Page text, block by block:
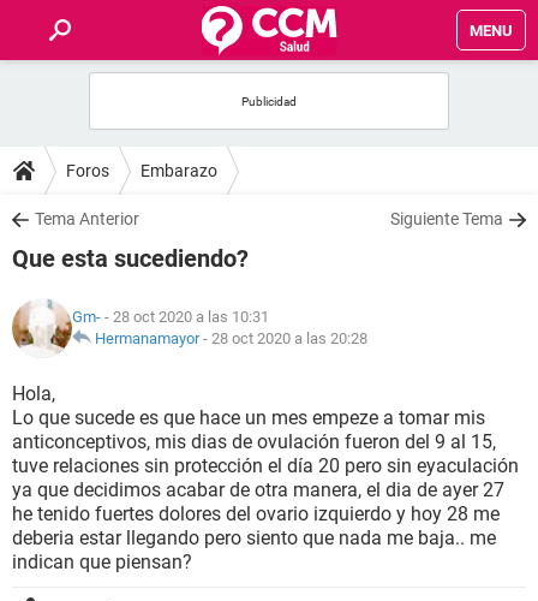
MENU
FOROS
SALUD
FAMILIA
NUTRICIÓN
BIENESTAR
SEXUALIDAD
GLOSARIO
Foros Embarazo
Tema Anterior Siguiente Tema
Que esta sucediendo?
Gm- - 28 oct 2020 a las 10:31
Hermanamayor- 28 oct 2020 a las 20:28
Hola,
Lo que sucede es que hace un mes empeze a tomar mis
anticonceptivos, mis dias de ovulación fueron del 9 al 15,
tuve relaciones sin protección el día 20 pero sin eyaculación
ya que decidimos acabar de otra manera, el dia de ayer 27
he tenido fuertes dolores del ovario izquierdo y hoy 28 me
deberia estar llegando pero siento que nada me baja.. me
indican que piensan?